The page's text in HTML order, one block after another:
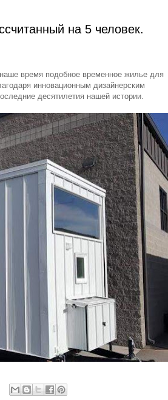
на 5 человек.
время подобное временное жилье для
инновационным дизайнерским
десятилетия нашей истории.